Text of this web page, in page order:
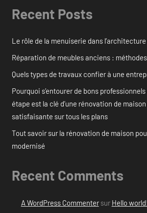
Recent Posts
Le rôle de la menuiserie dans
Réparation de meubles anciens :
Quels types de travaux confier à une
Pourquoi s’entourer de bons
étape est la clé d’une rénovation de
satisfaisante sur tous les plans
Tout savoir sur la rénovation de maison
modernisé
Recent Comments
A WordPress Commentersur Hello world!